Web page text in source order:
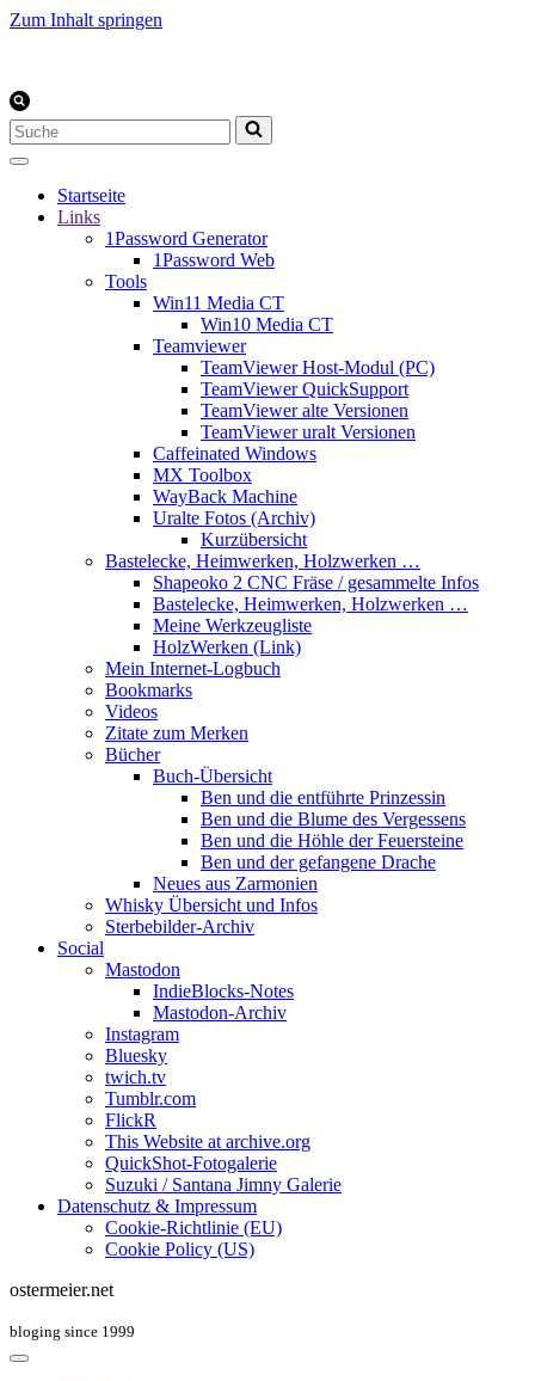
Zum Inhalt springen
Suchen
nach …
Startseite
Links
1Password Generator
1Password Web
Tools
Win11 Media CT
Win10 Media CT
Teamviewer
TeamViewer Host-Modul (PC)
TeamViewer QuickSupport
TeamViewer alte Versionen
TeamViewer uralt Versionen
Caffeinated Windows
MX Toolbox
WayBack Machine
Uralte Fotos (Archiv)
Kurzübersicht
Bastelecke, Heimwerken, Holzwerken …
Shapeoko 2 CNC Fräse / gesammelte Infos
Bastelecke, Heimwerken, Holzwerken …
Meine Werkzeugliste
HolzWerken (Link)
Mein Internet-Logbuch
Bookmarks
Videos
Zitate zum Merken
Bücher
Buch-Übersicht
Ben und die entführte Prinzessin
Ben und die Blume des Vergessens
Ben und die Höhle der Feuersteine
Ben und der gefangene Drache
Neues aus Zarmonien
Whisky Übersicht und Infos
Sterbebilder-Archiv
Social
Mastodon
IndieBlocks-Notes
Mastodon-Archiv
Instagram
Bluesky
twich.tv
Tumblr.com
FlickR
This Website at archive.org
QuickShot-Fotogalerie
Suzuki / Santana Jimny Galerie
Datenschutz & Impressum
Cookie-Richtlinie (EU)
Cookie Policy (US)
ostermeier.net
bloging since 1999